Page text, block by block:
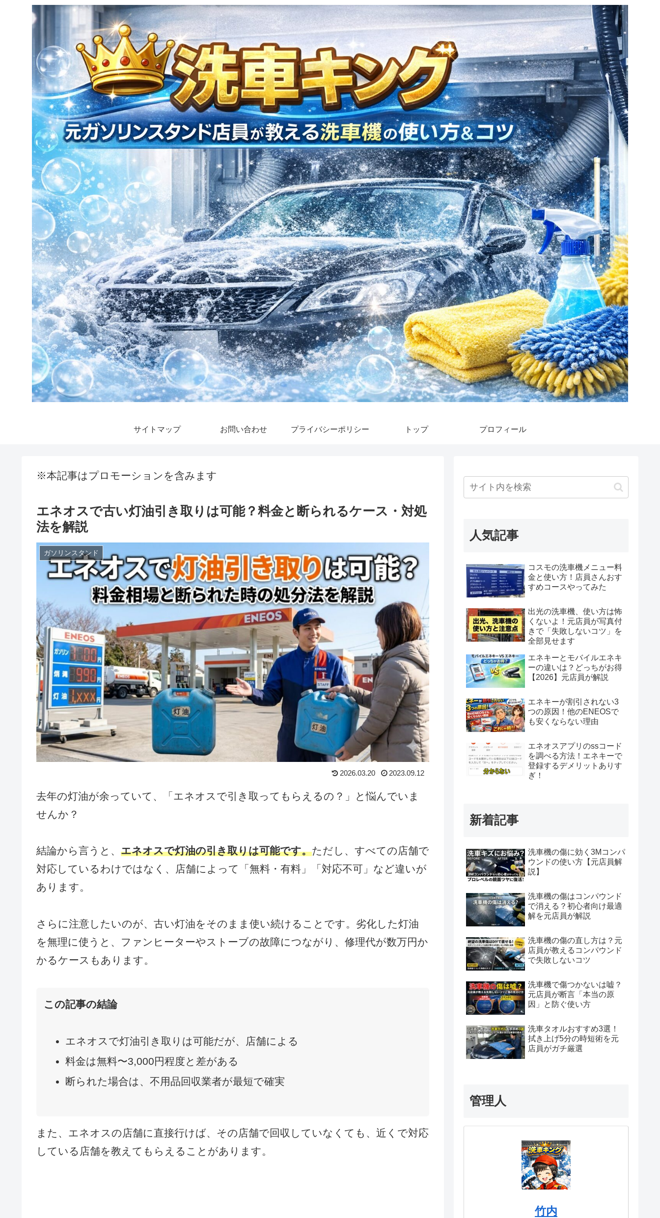
サイトマップ お問い合わせ プライバシーポリシー トップ プロフィール
※本記事はプロモーションを含みます
エネオスで古い灯油引き取りは可能？料金と断られるケース・対処
法を解説
ガソリンスタンド
2026.03.20 2023.09.12
去年の灯油が余っていて、「エネオスで引き取ってもらえるの？」と悩んでいま
せんか？
結論から言うと、 エネオスで灯油の引き取りは可能です。ただし、すべての店舗で
対応しているわけではなく、店舗によって「無料・有料」「対応不可」など違いが
あります。
さらに注意したいのが、古い灯油をそのまま使い続けることです。劣化した灯油
を無理に使うと、ファンヒーターやストーブの故障につながり、修理代が数万円か
かるケースもあります。
この記事の結論
エネオスで灯油引き取りは可能だが、店舗による
料金は無料〜3,000円程度と差がある
断られた場合は、不用品回収業者が最短で確実
また、エネオスの店舗に直接行けば、その店舗で回収していなくても、近くで対応
している店舗を教えてもらえることがあります。
人気記事
コスモの洗車機メニュー料
金と使い方！店員さんおす
すめコースやってみた
出光の洗車機、使い方は怖
くないよ！元店員が写真付
きで「失敗しないコツ」を
全部見せます
エネキーとモバイルエネキ
ーの違いは？どっちがお得
【2026】元店員が解説
エネキーが割引されない3
つの原因！他のENEOSで
も安くならない理由
エネオスアプリのssコード
を調べる方法！エネキーで
登録するデメリットありす
ぎ！
新着記事
洗車機の傷に効く3Mコンパ
ウンドの使い方【元店員解
説】
洗車機の傷はコンパウンド
で消える？初心者向け最適
解を元店員が解説
洗車機の傷の直し方は？元
店員が教えるコンパウンド
で失敗しないコツ
洗車機で傷つかないは嘘？
元店員が断言「本当の原
因」と防ぐ使い方
洗車タオルおすすめ3選！
拭き上げ5分の時短術を元
店員がガチ厳選
管理人
竹内